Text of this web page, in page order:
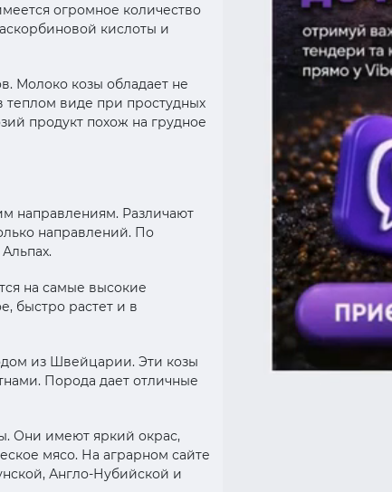
огромное количество
кислоты и
Молоко козы обладает не
теплом виде при простудных
продукт похож на грудное
направлениям. Различают
направлений. По
на самые высокие
быстро растет и в
из Швейцарии. Эти козы
Порода дает отличные
Они имеют яркий окрас,
мясо. На аграрном сайте
Англо-Нубийской и